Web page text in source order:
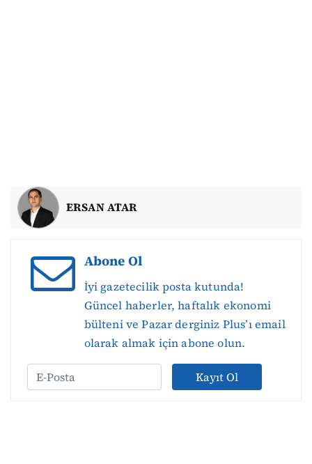
ERSAN ATAR
Abone Ol
İyi gazetecilik posta kutunda!
Güncel haberler, haftalık ekonomi
bülteni ve Pazar derginiz Plus’ı email
olarak almak için abone olun.
Kayıt Ol